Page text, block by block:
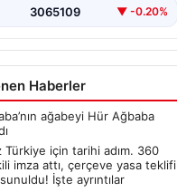
Çerçeve Yasa Teklifi
3065109 ▼ -0.20%
Haberler
ağabeyi Hür Ağbaba
Türkiye için tarihi adım. 360
imza attı, çerçeve yasa teklifi
İşte ayrıntılar